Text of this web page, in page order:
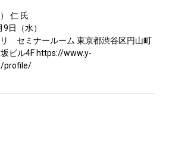
仁 氏
日（水）
セミナールーム 東京都渋谷区円山町
ビル4F https://www.y-
profile/